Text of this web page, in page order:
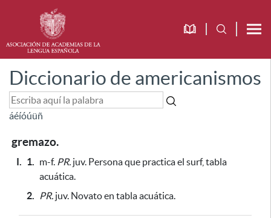
Diccionario de americanismos
áéíóúüñ
gremazo.
I. 1. m-f. PR. juv. Persona que practica el surf, tabla
acuática.
2.
PR. juv. Novato en tabla acuática.